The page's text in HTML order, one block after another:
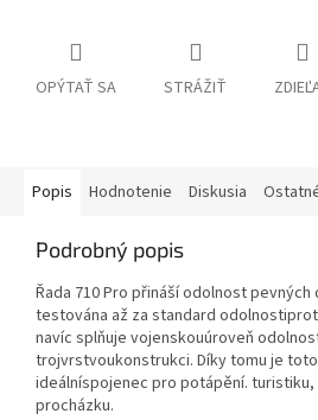
OPÝTAŤ SA STRÁŽIŤ
Popis Hodnotenie Diskusia
Podrobný popis
Řada 710 Pro přináší odolnost
testována až za standard
navíc splňuje vojenskouúroveň
trojvrstvoukonstrukci. Díky tomu je
ideálníspojenec pro potápění.
procházku.